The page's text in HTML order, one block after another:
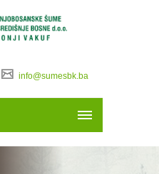
info@sumesbk.ba